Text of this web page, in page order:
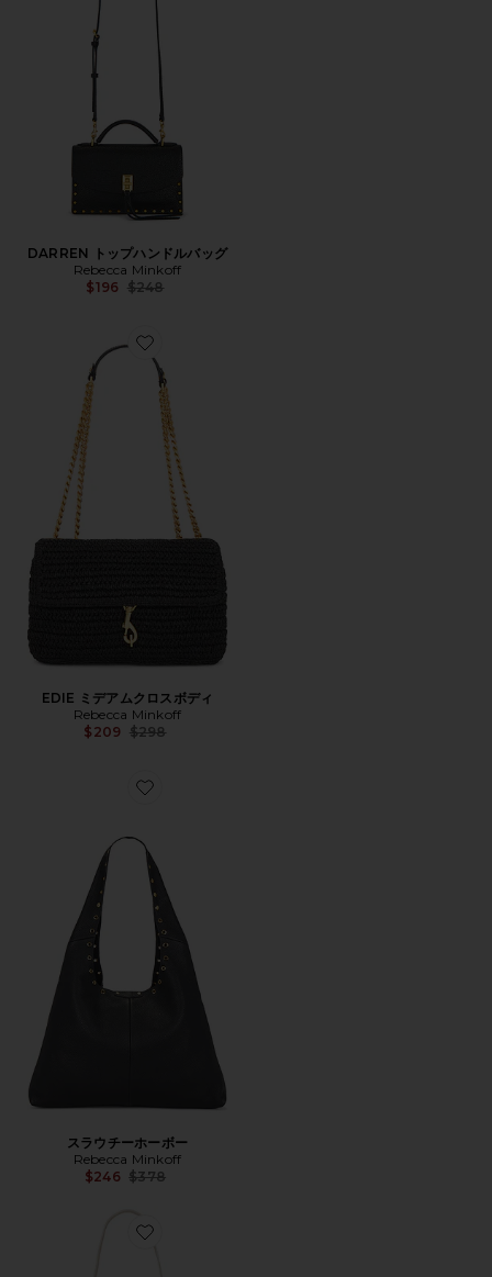
DARREN トップハンドルバッグ
Rebecca Minkoff
$196 Previous price:
$248
Favorite EDIE ミデアムクロスボディ
EDIE ミデアムクロスボディ
Rebecca Minkoff
$209 Previous price:
$298
Favorite スラウチーホーボー
スラウチーホーボー
Rebecca Minkoff
$246 Previous price:
$378
Favorite DARREN バッグ